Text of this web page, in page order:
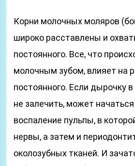
Корни молочных моляров
широко расставлены и
постоянного. Все, что
молочным зубом, влияет на
постоянного. Если дырочку
не залечить, может
воспаление пульпы, в
нервы, а затем и
околозубных тканей. И